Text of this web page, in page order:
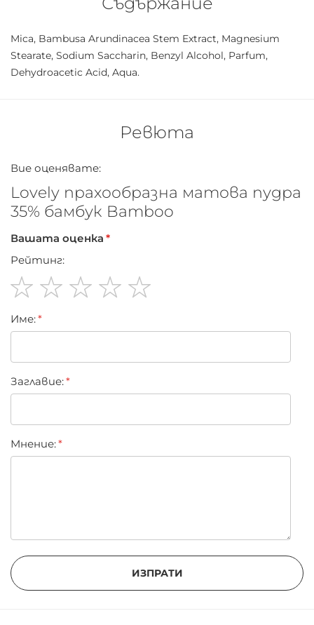
насладите на перфектния ГРИМ!
Продуктът не е тестван върху животни.
Mica, Bambusa Arundinacea Stem Extract, Magnesium
Stearate, Sodium Saccharin, Benzyl Alcohol, Parfum,
Dehydroacetic Acid, Aqua.
Ревюта
Вие оценявате:
Lovely прахообразна матова пудра
35% бамбук Bamboo
Вашата оценка
Рейтинг:
star
stars
stars
stars
stars
Име:
Заглавиe:
Мнение:
ИЗПРАТИ